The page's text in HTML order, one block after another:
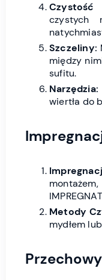
Czystość
czystych
Szczeliny:
między
sufitu.
Narzędzia:
wiertła do
Metody
mydłem